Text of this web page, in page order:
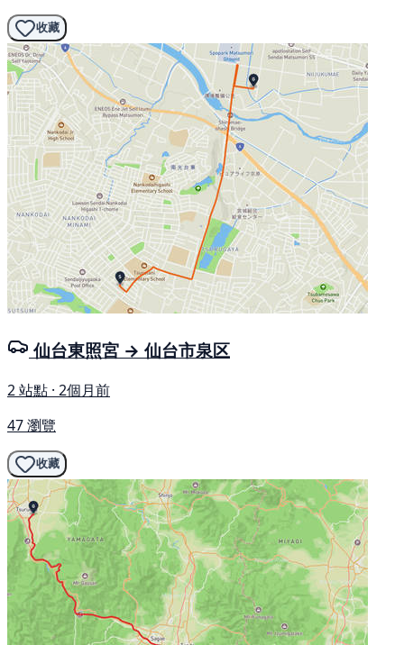
收藏
仙台東照宮 → 仙台市泉区
2 站點 · 2個月前
47 瀏覽
收藏